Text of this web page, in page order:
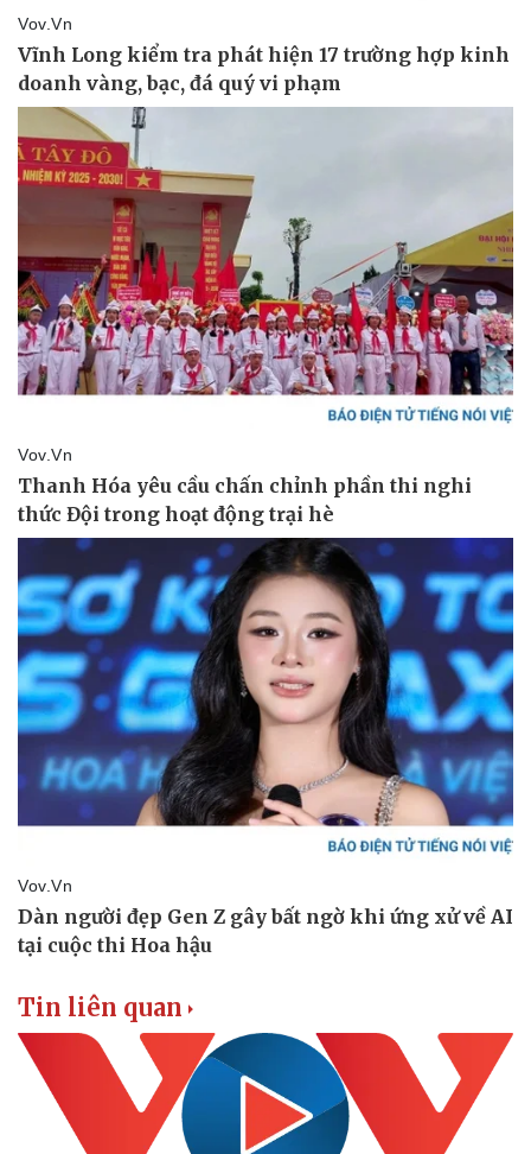
Doanh nghiệp
Thông tin doanh nghiệp
Doanh nghiệp 24h
Doanh nhân
Vì cộng đồng
Công nghệ
Sành điệu
Tin Công nghệ
Trải nghiệm
Chuyển đổi số
Tin liên quan